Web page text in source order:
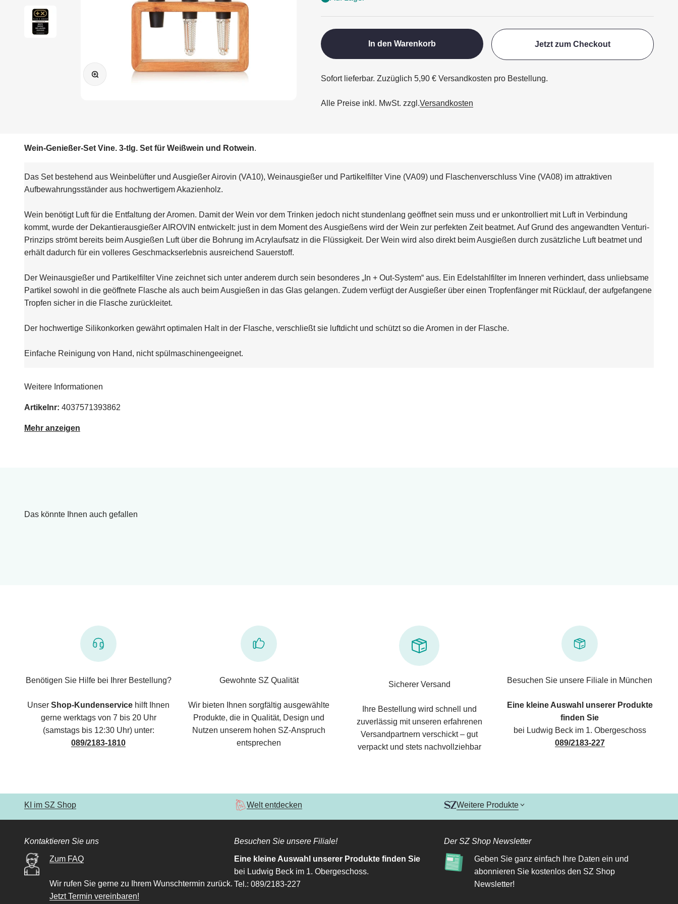
Bild vergrößern
In den Warenkorb Jetzt zum Checkout
Sofort lieferbar. Zuzüglich 5,90 € Versandkosten pro Bestellung.
Alle Preise inkl. MwSt. zzgl.Versandkosten
Wein-Genießer-Set Vine. 3-tlg. Set für Weißwein und Rotwein.
Das Set bestehend aus Weinbelüfter und Ausgießer Airovin (VA10), Weinausgießer und Partikelfilter Vine (VA09) und Flaschenverschluss Vine (VA08) im attraktiven
Aufbewahrungsständer aus hochwertigem Akazienholz.
Wein benötigt Luft für die Entfaltung der Aromen. Damit der Wein vor dem Trinken jedoch nicht stundenlang geöffnet sein muss und er unkontrolliert mit Luft in Verbindung
kommt, wurde der Dekantierausgießer AIROVIN entwickelt: just in dem Moment des Ausgießens wird der Wein zur perfekten Zeit beatmet. Auf Grund des angewandten Venturi-
Prinzips strömt bereits beim Ausgießen Luft über die Bohrung im Acrylaufsatz in die Flüssigkeit. Der Wein wird also direkt beim Ausgießen durch zusätzliche Luft beatmet und
erhält dadurch für ein volleres Geschmackserlebnis ausreichend Sauerstoff.
Der Weinausgießer und Partikelfilter Vine zeichnet sich unter anderem durch sein besonderes „In + Out-System“ aus. Ein Edelstahlfilter im Inneren verhindert, dass unliebsame
Partikel sowohl in die geöffnete Flasche als auch beim Ausgießen in das Glas gelangen. Zudem verfügt der Ausgießer über einen Tropfenfänger mit Rücklauf, der aufgefangene
Tropfen sicher in die Flasche zurückleitet.
Der hochwertige Silikonkorken gewährt optimalen Halt in der Flasche, verschließt sie luftdicht und schützt so die Aromen in der Flasche.
Einfache Reinigung von Hand, nicht spülmaschinengeeignet.
Weitere Informationen
Artikelnr: 4037571393862
Mehr anzeigen
Das könnte Ihnen auch gefallen
Benötigen Sie Hilfe bei Ihrer Bestellung?
Unser Shop-Kundenservice hilft Ihnen
gerne werktags von 7 bis 20 Uhr
(samstags bis 12:30 Uhr) unter:
089/2183-1810
Gewohnte SZ Qualität
Wir bieten Ihnen sorgfältig ausgewählte
Produkte, die in Qualität, Design und
Nutzen unserem hohen SZ-Anspruch
entsprechen
Sicherer Versand
Ihre Bestellung wird schnell und
zuverlässig mit unseren erfahrenen
Versandpartnern verschickt – gut
verpackt und stets nachvollziehbar
Besuchen Sie unsere Filiale in München
Eine kleine Auswahl unserer Produkte
finden Sie
bei Ludwig Beck im 1. Obergeschoss
089/2183-227
KI im SZ Shop Welt entdecken Weitere Produkte
Kontaktieren Sie uns
Zum FAQ
Wir rufen Sie gerne zu Ihrem Wunschtermin zurück.
Jetzt Termin vereinbaren!
Besuchen Sie unsere Filiale!
Eine kleine Auswahl unserer Produkte finden Sie
bei Ludwig Beck im 1. Obergeschoss.
Tel.: 089/2183-227
Der SZ Shop Newsletter
Geben Sie ganz einfach Ihre Daten ein und
abonnieren Sie kostenlos den SZ Shop
Newsletter!